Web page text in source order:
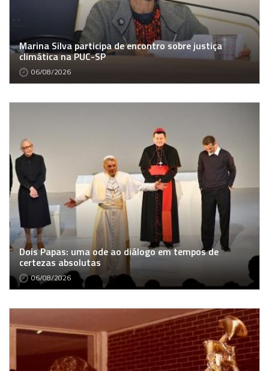
Marina Silva participa de encontro sobre justiça
climática na PUC-SP
06/08/2026
Dois Papas: uma ode ao diálogo em tempos de
certezas absolutas
06/08/2026